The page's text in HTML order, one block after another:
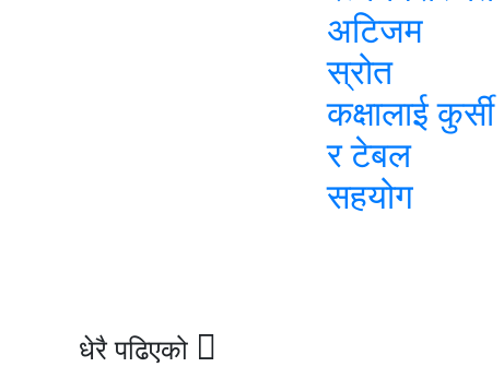
अटिजम
स्रोत
कक्षालाई कुर्सी
र टेबल
सहयोग
धेरै पढिएको